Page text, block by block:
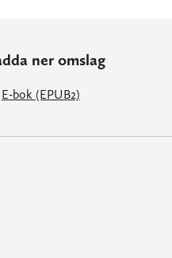
ner omslag
E-bok (EPUB2)